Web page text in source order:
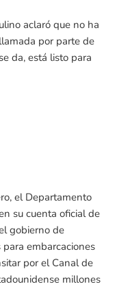
aclaró que no ha
por parte de
da, está listo para
el Departamento
su cuenta oficial de
gobierno de
embarcaciones
por el Canal de
millones